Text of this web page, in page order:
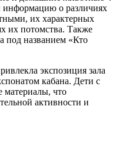
информацию о различиях
их характерных
их потомства. Также
под названием «Кто
экспозиция зала
кабана. Дети с
материалы, что
активности и